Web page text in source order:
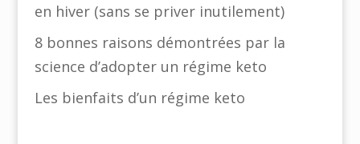
en hiver (sans se priver inutilement)
8 bonnes raisons démontrées par la
science d’adopter un régime keto
Les bienfaits d’un régime keto